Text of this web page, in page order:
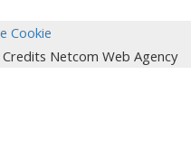
Cookie
Netcom Web Agency